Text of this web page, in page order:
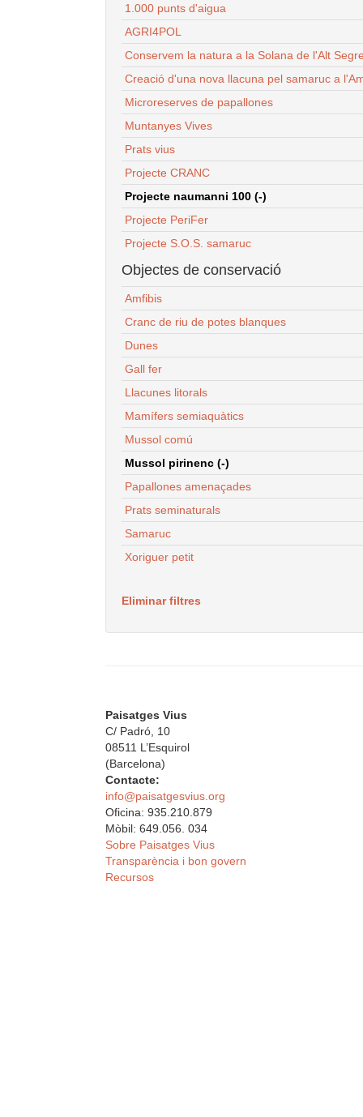
1.000 punts d'aigua
AGRI4POL
Conservem la natura a la Solana de l'Alt
Creació d'una nova llacuna pel samaruc a
Microreserves de papallones
Muntanyes Vives
Prats vius
Projecte CRANC
Projecte naumanni 100 (-)
Projecte PeriFer
Projecte S.O.S. samaruc
Objectes de conservació
Amfibis
Cranc de riu de potes blanques
Dunes
Gall fer
Llacunes litorals
Mamífers semiaquàtics
Mussol comú
Mussol pirinenc (-)
Papallones amenaçades
Prats seminaturals
Samaruc
Xoriguer petit
Eliminar filtres
Paisatges Vius
C/ Padró, 10
08511 L’Esquirol
(Barcelona)
Contacte:
info@paisatgesvius.org
Oficina: 935.210.879
Mòbil: 649.056. 034
Sobre Paisatges Vius
Transparència i bon govern
Recursos